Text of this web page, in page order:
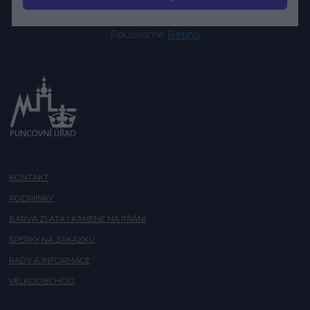
Používáme Retino
KONTAKT
PODMÍNKY
BARVA ZLATA I KAMENE NA PŘÁNÍ
ŠPERKY NA ZAKÁZKU
RADY A INFORMACE
VELKOOBCHOD